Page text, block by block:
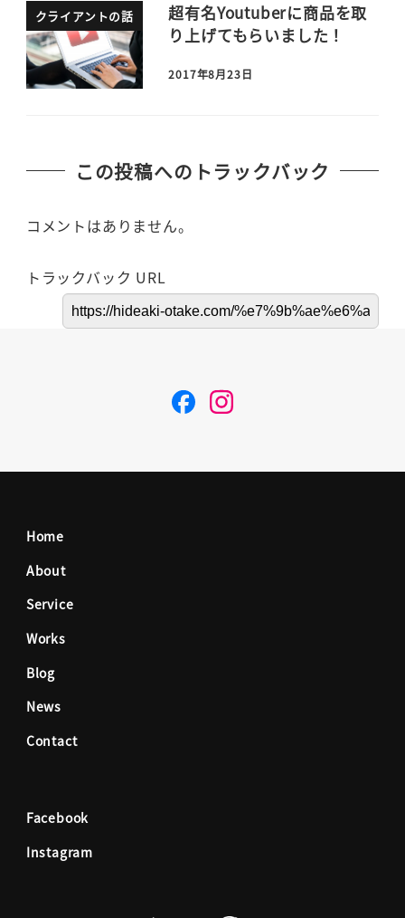
クライアントの話
超有名Youtuberに商品を取
り上げてもらいました！
2017年8月23日
この投稿へのトラックバック
コメントはありません。
トラックバック URL
F I
Home
About
Service
Works
Blog
News
Contact
Facebook
Instagram